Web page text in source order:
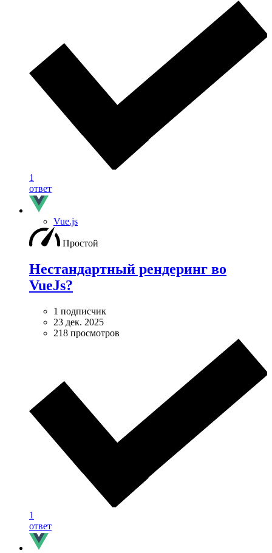
1
ответ
Vue.js
Простой
Нестандартный рендеринг во
VueJs?
1 подписчик
23 дек. 2025
218 просмотров
1
ответ